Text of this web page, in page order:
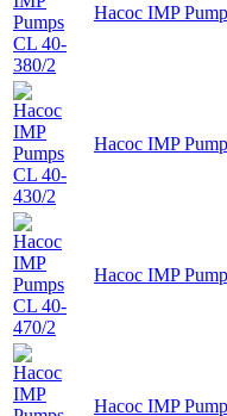
Насос IMP
Насос IMP
Насос IMP
Насос IMP